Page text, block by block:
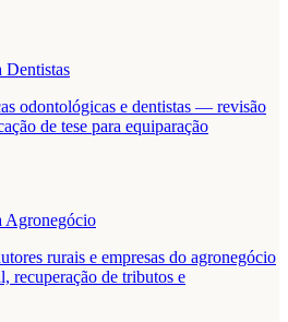
Dentistas
odontológicas e dentistas — revisão
de tese para equiparação
Agronegócio
rurais e empresas do agronegócio
recuperação de tributos e